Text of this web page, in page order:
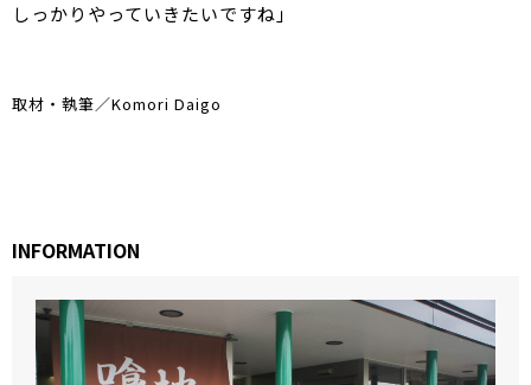
しっかりやっていきたいですね」
取材・執筆／Komori Daigo
INFORMATION